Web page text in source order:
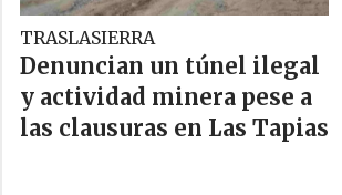
TRASLASIERRA
Denuncian un túnel ilegal
y actividad minera pese a
las clausuras en Las Tapias